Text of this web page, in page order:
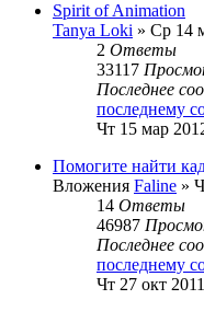
Spirit of Animation
Tanya Loki » Ср 14
2 Ответы
33117
Последнее
последнему
Чт 15 мар
Помогите найти
Вложения Faline »
14 Ответы
46987
Последнее
последнему
Чт 27 окт